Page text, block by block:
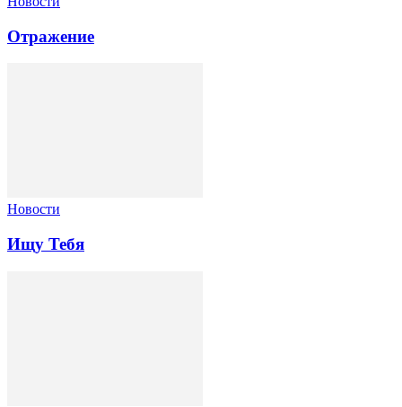
Отражение
Новости
Ищу Тебя